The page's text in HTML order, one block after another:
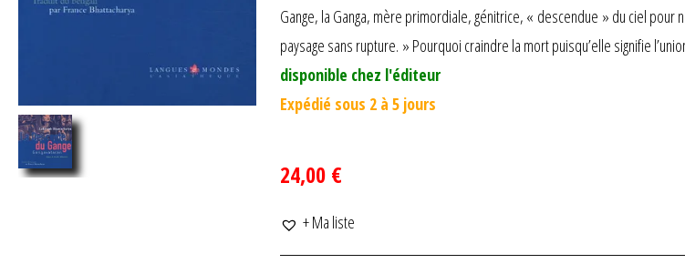
Gange, la Ganga, mère primordiale, génitrice, « descendue » du ciel
paysage sans rupture. » Pourquoi craindre la mort puisqu’elle signifie
disponible chez l'éditeur
Expédié sous 2 à 5 jours
24,00 €
+ Ma liste